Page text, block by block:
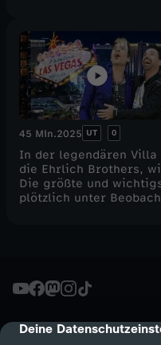
cmp-dialog-
Deine
a
s
V
e
g
45 Min.2025 UT 0
In der legendären Villa
die Ehrlich Brothers,
Die größte und
plötzlich unter